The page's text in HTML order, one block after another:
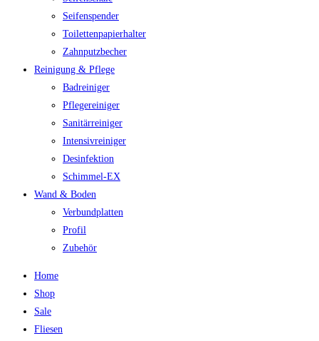
Seifenspender
Toilettenpapierhalter
Zahnputzbecher
Reinigung & Pflege
Badreiniger
Pflegereiniger
Sanitärreiniger
Intensivreiniger
Desinfektion
Schimmel-EX
Wand & Boden
Verbundplatten
Profil
Zubehör
Home
Shop
Sale
Fliesen